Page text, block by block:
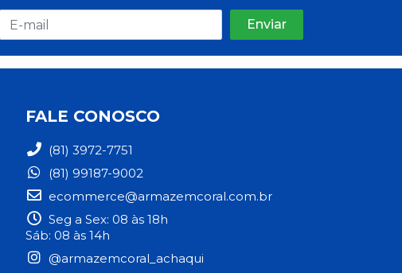
FALE CONOSCO
(81) 3972-7751
(81) 99187-9002
ecommerce@armazemcoral.com.br
Seg a Sex: 08 às 18h
Sáb: 08 às 14h
@armazemcoral_achaqui